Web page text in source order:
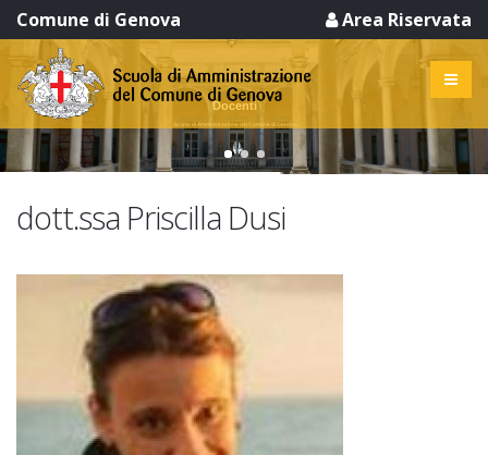
Comune di Genova Area Riservata
Docenti
Scuola di Amministrazione del Comune di Genova
dott.ssa Priscilla Dusi